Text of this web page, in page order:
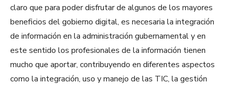
claro que para poder disfrutar de algunos de los mayores
beneficios del gobierno digital, es necesaria la integración
de información en la administración gubernamental y en
este sentido los profesionales de la información tienen
mucho que aportar, contribuyendo en diferentes aspectos
como la integración, uso y manejo de las TIC, la gestión